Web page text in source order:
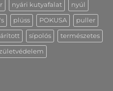
nyári kutyafalat nyúl
plüss POKUSA puller
sípolós természetes